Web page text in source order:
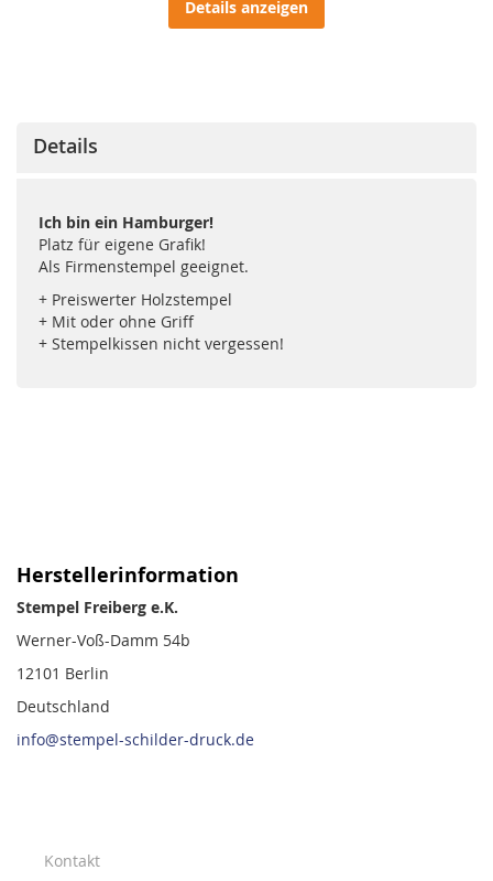
Details anzeigen
Details
Ich bin ein Hamburger!
Platz für eigene Grafik!
Als Firmenstempel geeignet.
+ Preiswerter Holzstempel
+ Mit oder ohne Griff
+ Stempelkissen nicht vergessen!
Herstellerinformation
Stempel Freiberg e.K.
Werner-Voß-Damm 54b
12101 Berlin
Deutschland
info@stempel-schilder-druck.de
Kontakt